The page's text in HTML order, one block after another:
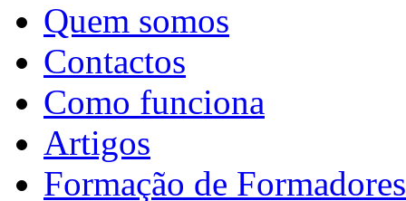
Quem somos
Contactos
Como funciona
Artigos
Formação de Formadores